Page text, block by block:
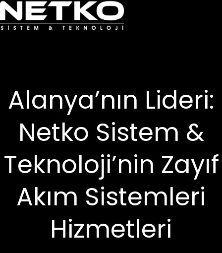
Alanya’nın Lideri:
Netko Sistem &
Teknoloji’nin Zayıf
Akım Sistemleri
Hizmetleri